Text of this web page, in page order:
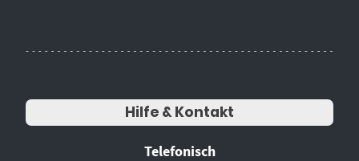
Hilfe & Kontakt
Telefonisch